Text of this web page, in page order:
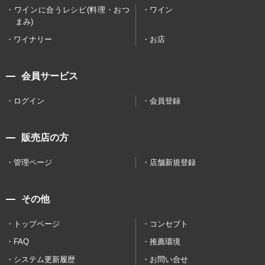
ワインに合うレシピ(料理・おつ
まみ)
ワイン
ワイナリー お店
会員サービス
ログイン 会員登録
販売店の方
管理ページ 店舗新規登録
その他
トップページ
コンセプト
FAQ
推薦環境
システム更新履歴
お問い合せ